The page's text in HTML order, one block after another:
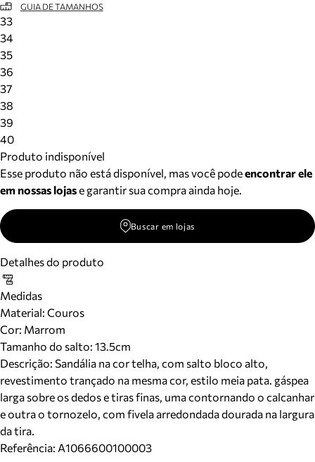
Precisa de ajuda?
GUIA DE TAMANHOS
33
34
35
36
37
38
39
40
Produto indisponível
Esse produto não está disponível, mas você podeencontrar ele
em nossas lojase garantir sua compra ainda hoje.
Buscar em lojas
Detalhes do produto
Medidas
Material: Couros
Cor: Marrom
Tamanho do salto: 13.5cm
Descrição: Sandália na cor telha, com salto bloco alto,
revestimento trançado na mesma cor, estilo meia pata. gáspea
larga sobre os dedos e tiras finas, uma contornando o calcanhar
e outra o tornozelo, com fivela arredondada dourada na largura
da tira.
Referência: A1066600100003